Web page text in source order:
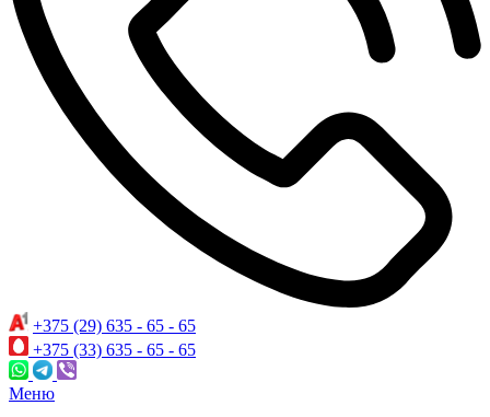
+375 (29) 635 - 65 - 65
+375 (33) 635 - 65 - 65
Меню